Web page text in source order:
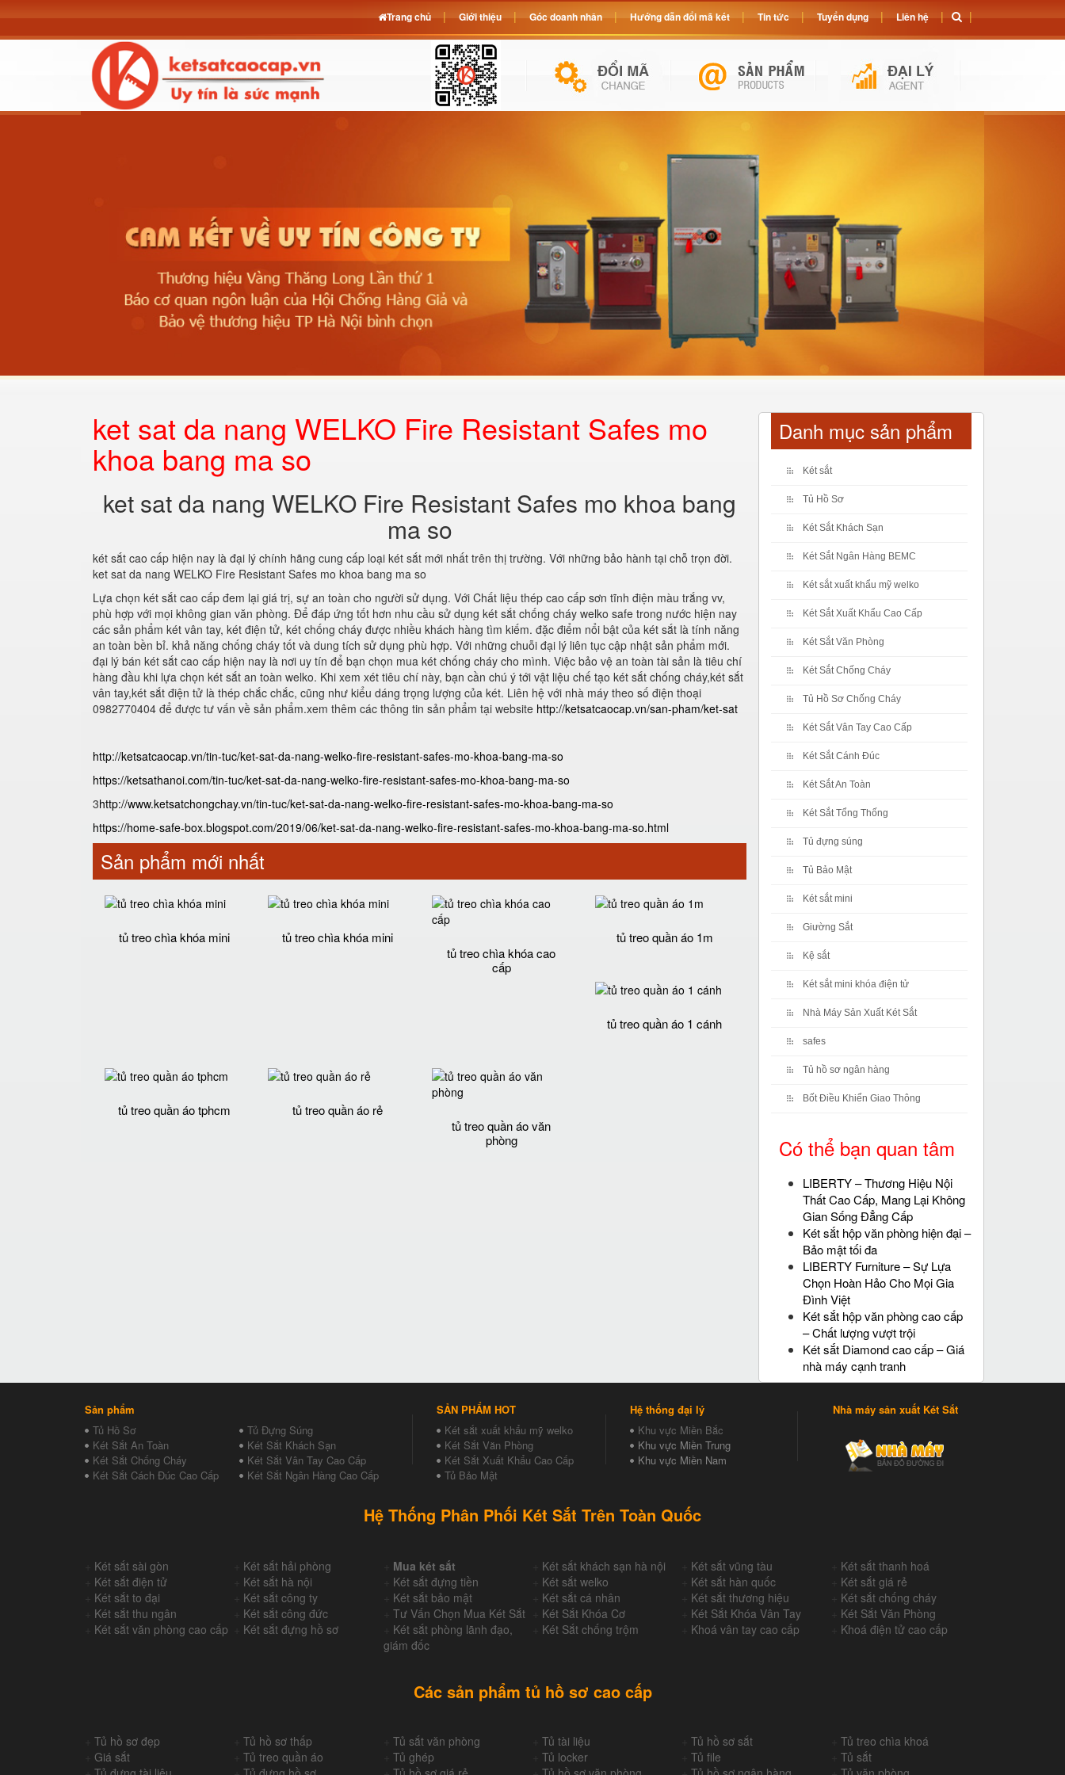
ket sat da nang WELKO Fire Resistant Safes mo
khoa bang ma so
ket sat da nang WELKO Fire Resistant Safes mo khoa bang
ma so
két sắt cao cấp hiện nay là đại lý chính hãng cung cấp loại két sắt mới nhất trên thị trường. Với những bảo hành tại chỗ trọn đời.
ket sat da nang WELKO Fire Resistant Safes mo khoa bang ma so
Lựa chọn két sắt cao cấp đem lại giá trị, sự an toàn cho người sử dụng. Với Chất liệu thép cao cấp sơn tĩnh điện màu trắng vv,
phù hợp với mọi không gian văn phòng. Để đáp ứng tốt hơn nhu cầu sử dụng két sắt chống cháy welko safe trong nước hiện nay
các sản phẩm két vân tay, két điện tử, két chống cháy được nhiều khách hàng tìm kiếm. đặc điểm nổi bật của két sắt là tính năng
an toàn bền bỉ. khả năng chống cháy tốt và dung tích sử dụng phù hợp. Với những chuỗi đại lý liên tục cập nhật sản phẩm mới.
đại lý bán két sắt cao cấp hiện nay là nơi uy tín để bạn chọn mua két chống cháy cho mình. Việc bảo vệ an toàn tài sản là tiêu chí
hàng đầu khi lựa chọn két sắt an toàn welko. Khi xem xét tiêu chí này, bạn cần chú ý tới vật liệu chế tạo két sắt chống cháy,két sắt
vân tay,két sắt điện tử là thép chắc chắc, cũng như kiểu dáng trọng lượng của két. Liên hệ với nhà máy theo số điện thoại
0982770404 để được tư vấn về sản phẩm.xem thêm các thông tin sản phẩm tại website http://ketsatcaocap.vn/san-pham/ket-sat
http://ketsatcaocap.vn/tin-tuc/ket-sat-da-nang-welko-fire-resistant-safes-mo-khoa-bang-ma-so
https://ketsathanoi.com/tin-tuc/ket-sat-da-nang-welko-fire-resistant-safes-mo-khoa-bang-ma-so
3http://www.ketsatchongchay.vn/tin-tuc/ket-sat-da-nang-welko-fire-resistant-safes-mo-khoa-bang-ma-so
https://home-safe-box.blogspot.com/2019/06/ket-sat-da-nang-welko-fire-resistant-safes-mo-khoa-bang-ma-so.html
Sản phẩm mới nhất
tủ treo chìa khóa mini
tủ treo chìa khóa mini
tủ treo chìa khóa cao
cấp
tủ treo quần áo 1m
tủ treo quần áo 1 cánh
tủ treo quần áo tphcm
tủ treo quần áo rẻ
tủ treo quần áo văn
phòng
Danh mục sản phẩm
Két sắt
Tủ Hồ Sơ
Két Sắt Khách Sạn
Két Sắt Ngân Hàng BEMC
Két sắt xuất khẩu mỹ welko
Két Sắt Xuất Khẩu Cao Cấp
Két Sắt Văn Phòng
Két Sắt Chống Cháy
Tủ Hồ Sơ Chống Cháy
Két Sắt Vân Tay Cao Cấp
Két Sắt Cánh Đúc
Két Sắt An Toàn
Két Sắt Tổng Thống
Tủ đựng súng
Tủ Bảo Mật
Két sắt mini
Giường Sắt
Kệ sắt
Két sắt mini khóa điện tử
Nhà Máy Sản Xuất Két Sắt
safes
Tủ hồ sơ ngân hàng
Bốt Điều Khiển Giao Thông
Có thể bạn quan tâm
LIBERTY – Thương Hiệu Nội
Thất Cao Cấp, Mang Lại Không
Gian Sống Đẳng Cấp
Két sắt hộp văn phòng hiện đại –
Bảo mật tối đa
LIBERTY Furniture – Sự Lựa
Chọn Hoàn Hảo Cho Mọi Gia
Đình Việt
Két sắt hộp văn phòng cao cấp
– Chất lượng vượt trội
Két sắt Diamond cao cấp – Giá
nhà máy cạnh tranh
Sản phẩm
Tủ Hồ Sơ
Tủ Đựng Súng
Két Sắt An Toàn
Két Sắt Khách Sạn
Két Sắt Chống Cháy
Két Sắt Vân Tay Cao Cấp
Két Sắt Cách Đúc Cao Cấp
Két Sắt Ngân Hàng Cao Cấp
SẢN PHẨM HOT
Két sắt xuất khẩu mỹ welko
Két Sắt Văn Phòng
Két Sắt Xuất Khẩu Cao Cấp
Tủ Bảo Mật
Hệ thống đại lý
Khu vực Miền Bắc
Khu vực Miền Trung
Khu vực Miền Nam
Nhà máy sản xuất Két Sắt
Hệ Thống Phân Phối Két Sắt Trên Toàn Quốc
Két sắt sài gòn Két sắt hải phòng Mua két sắt Két sắt khách sạn hà nội Két sắt vũng tàu
Két sắt thanh hoá
Két sắt điện tử Két sắt hà nội Két sắt đựng tiền Két sắt welko Két sắt hàn quốc
Két sắt giá rẻ
Két sắt to đại Két sắt công ty Két sắt bảo mật Két sắt cá nhân Két sắt thương hiệu
Két sắt chống cháy
Két sắt thu ngân Két sắt công đức Tư Vấn Chọn Mua Két Sắt Két Sắt Khóa Cơ Két Sắt Khóa Vân Tay
Két Sắt Văn Phòng
Két sắt văn phòng cao cấp Két sắt đựng hồ sơ
Két sắt phòng lãnh đạo,
giám đốc
Két Sắt chống trộm Khoá vân tay cao cấp Khoá điện tử cao cấp
Các sản phẩm tủ hồ sơ cao cấp
Tủ hồ sơ đẹp +Tủ hồ sơ thấp Tủ sắt văn phòng Tủ tài liệu +Tủ hồ sơ sắt
Tủ treo chìa khoá
Giá sắt +Tủ treo quần áo Tủ ghép Tủ locker +Tủ file
Tủ sắt
Trang chủ Giới thiệu Góc doanh nhân Hướng dẫn đổi mã két Tin tức Tuyển dụng Liên hệ